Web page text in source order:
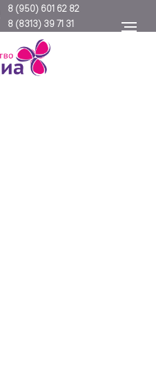
8 (950) 601 62 82
8 (8313) 39 71 31